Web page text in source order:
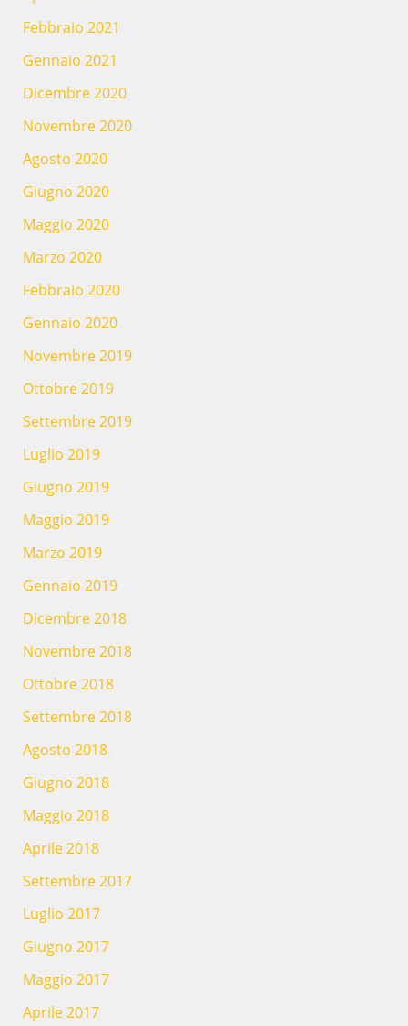
Febbraio 2021
Gennaio 2021
Dicembre 2020
Novembre 2020
Agosto 2020
Giugno 2020
Maggio 2020
Marzo 2020
Febbraio 2020
Gennaio 2020
Novembre 2019
Ottobre 2019
Settembre 2019
Luglio 2019
Giugno 2019
Maggio 2019
Marzo 2019
Gennaio 2019
Dicembre 2018
Novembre 2018
Ottobre 2018
Settembre 2018
Agosto 2018
Giugno 2018
Maggio 2018
Aprile 2018
Settembre 2017
Luglio 2017
Giugno 2017
Maggio 2017
Aprile 2017